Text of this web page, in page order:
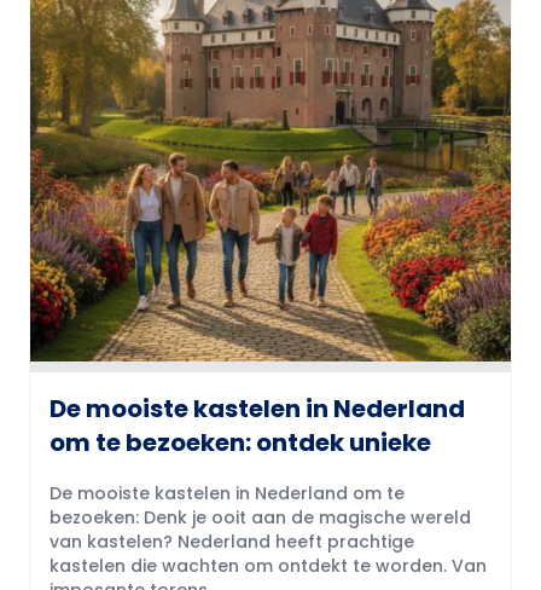
De mooiste kastelen in Nederland
om te bezoeken: ontdek unieke
De mooiste kastelen in Nederland om te
bezoeken: Denk je ooit aan de magische wereld
van kastelen? Nederland heeft prachtige
kastelen die wachten om ontdekt te worden. Van